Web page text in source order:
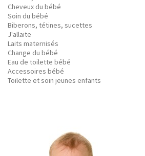
Cheveux du bébé
Soin du bébé
Biberons, tétines, sucettes
J'allaite
Laits maternisés
Change du bébé
Eau de toilette bébé
Accessoires bébé
Toilette et soin jeunes enfants